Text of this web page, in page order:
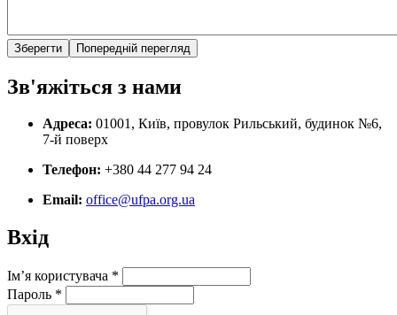
Зв'яжіться з нами
Адреса: 01001, Київ, провулок Рильський, будинок №6,
7-й поверх
Телефон: +380 44 277 94 24
Email: office@ufpa.org.ua
Вхід
Ім’я користувача *
Пароль *